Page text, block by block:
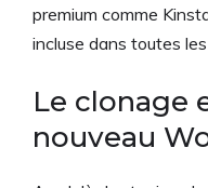
premium comme
incluse dans toutes
Le clonage
nouveau